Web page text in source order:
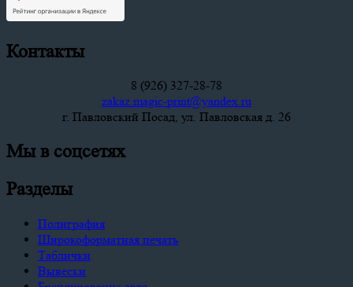
Контакты
8 (926) 327-28-78
zakaz.magic-print@yandex.ru
г. Павловский Посад, ул. Павловская д. 26
Мы в соцсетях
Разделы
Полиграфия
Широкоформатная печать
Таблички
Вывески